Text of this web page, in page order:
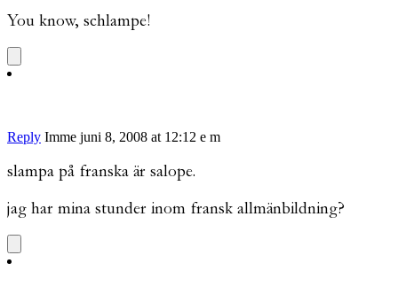
You know, schlampe!
Reply Imme juni 8, 2008 at 12:12 e m
slampa på franska är salope.
jag har mina stunder inom fransk allmänbildning?